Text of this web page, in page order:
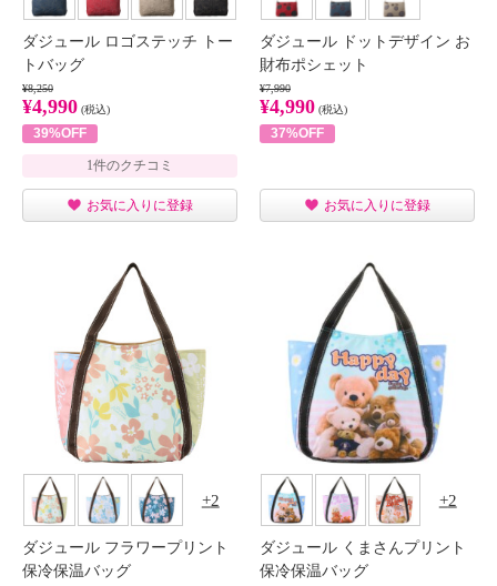
ダジュール ロゴステッチ トー
トバッグ
¥8,250
¥4,990 (税込)
39%OFF
1件のクチコミ
お気に入りに登録
ダジュール ドットデザイン お
財布ポシェット
¥7,990
¥4,990 (税込)
37%OFF
お気に入りに登録
2
ダジュール フラワープリント
保冷保温バッグ
2
ダジュール くまさんプリント
保冷保温バッグ